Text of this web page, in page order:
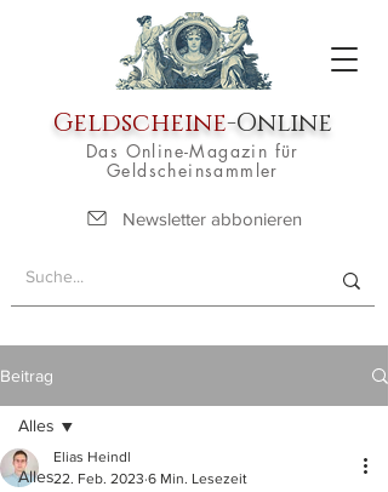
Geldscheine-Online
Das Online-Magazin für
Geldscheinsammler
Newsletter abbonieren
Beitrag
Alles
Alles
Elias Heindl
22. Feb. 2023 6 Min. Lesezeit